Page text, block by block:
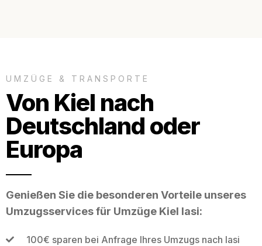
UMZÜGE & TRANSPORTE
Von Kiel nach
Deutschland oder
Europa
Genießen Sie die besonderen Vorteile unseres
Umzugsservices für Umzüge Kiel Iasi:
100€ sparen bei Anfrage Ihres Umzugs nach Iasi